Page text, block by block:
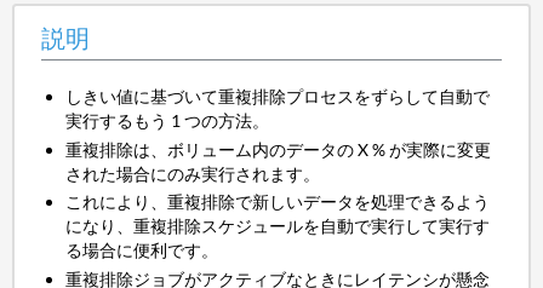
説明
しきい値に基づいて重複排除プロセスをずらして自動で
実行するもう 1 つの方法。
重複排除は、ボリューム内のデータの X % が実際に変更
された場合にのみ実行されます。
これにより、重複排除で新しいデータを処理できるよう
になり、重複排除スケジュールを自動で実行して実行す
る場合に便利です。
重複排除ジョブがアクティブなときにレイテンシが懸念